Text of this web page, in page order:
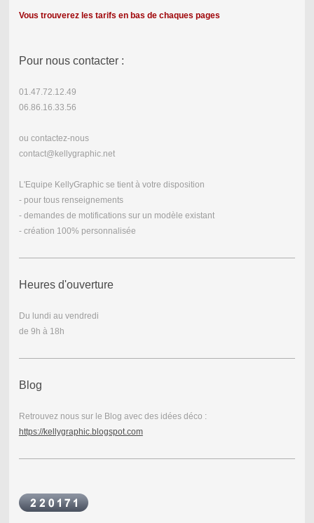
Vous trouverez les tarifs en bas de chaques pages
Pour nous contacter :
01.47.72.12.49
06.86.16.33.56
ou contactez-nous
contact@kellygraphic.net
L'Equipe KellyGraphic se tient à votre disposition
- pour tous renseignements
- demandes de motifications sur un modèle existant
- création 100% personnalisée
Heures d'ouverture
Du lundi au vendredi
de 9h à 18h
Blog
Retrouvez nous sur le Blog avec des idées déco :
https://kellygraphic.blogspot.com